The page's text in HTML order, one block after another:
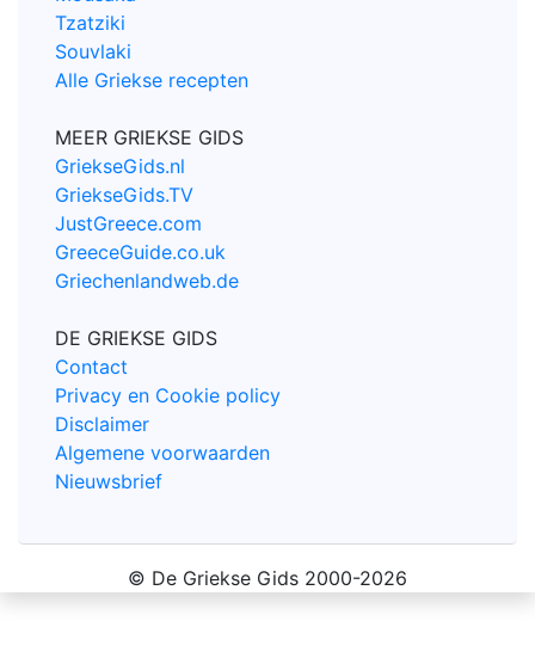
Tzatziki
Souvlaki
Alle Griekse recepten
MEER GRIEKSE GIDS
GriekseGids.nl
GriekseGids.TV
JustGreece.com
GreeceGuide.co.uk
Griechenlandweb.de
DE GRIEKSE GIDS
Contact
Privacy en Cookie policy
Disclaimer
Algemene voorwaarden
Nieuwsbrief
© De Griekse Gids 2000-2026